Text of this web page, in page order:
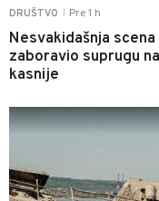
DRUŠTVO Pre 1 h
Nesvakidašnja
zaboravio suprugu
kasnije